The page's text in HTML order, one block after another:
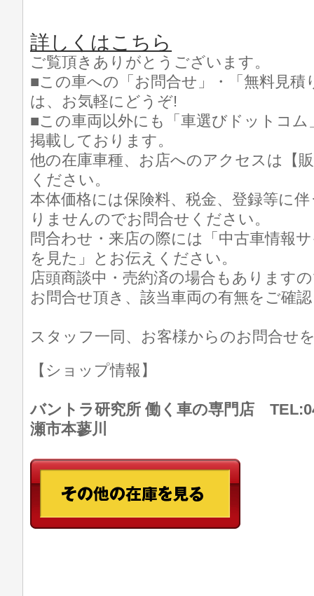
詳しくはこちら
ご覧頂きありがとうございます。
■この車への「お問合せ」・「無料見積
は、お気軽にどうぞ!
■この車両以外にも「車選びドットコ
掲載しております。
他の在庫車種、お店へのアクセスは【
ください。
本体価格には保険料、税金、登録等に
りませんのでお問合せください。
問合わせ・来店の際には「中古車情報
を見た」とお伝えください。
店頭商談中・売約済の場合もあります
お問合せ頂き、該当車両の有無をご確
スタッフ一同、お客様からのお問合せ
【ショップ情報】
バントラ研究所 働く車の専門店
瀬市本蓼川